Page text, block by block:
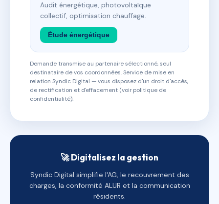
Audit énergétique, photovoltaïque
collectif, optimisation chauffage.
Étude énergétique
Demande transmise au partenaire sélectionné, seul
destinataire de vos coordonnées. Service de mise en
relation Syndic Digital — vous disposez d'un droit d'accès,
de rectification et d'effacement (voir politique de
confidentialité).
🚀 Digitalisez la gestion
Syndic Digital simplifie l'AG, le recouvrement des
charges, la conformité ALUR et la communication
résidents.